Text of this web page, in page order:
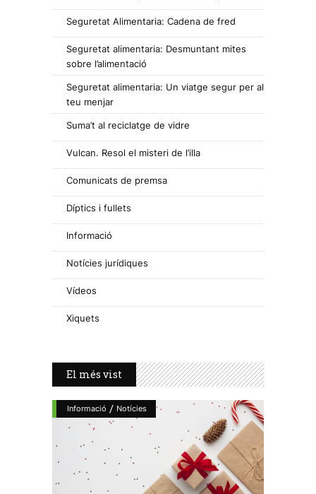
Seguretat Alimentaria: Cadena de fred
Seguretat alimentaria: Desmuntant mites
sobre l’alimentació
Seguretat alimentaria: Un viatge segur per al
teu menjar
Suma’t al reciclatge de vidre
Vulcan. Resol el misteri de l’illa
Comunicats de premsa
Díptics i fullets
Informació
Notícies jurídiques
Vídeos
Xiquets
El més vist
Informació / Notícies